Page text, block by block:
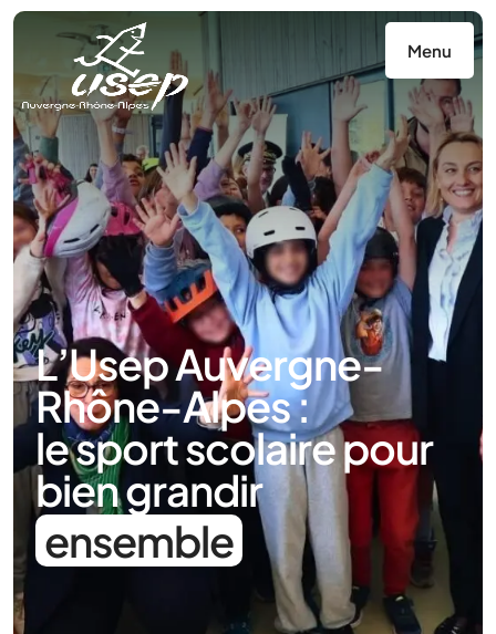
Menu
L’Usep Auvergne-
Rhône-Alpes :
le sport scolaire pour
bien grandir
ensemble
Panneau de gestion des cookies